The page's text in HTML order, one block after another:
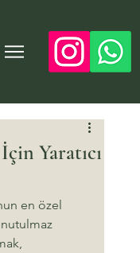
Yaratıcı
en özel